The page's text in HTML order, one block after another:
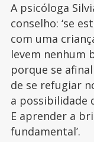
A psicóloga
conselho: ‘se
com uma
levem nenhum
porque se
de se refugiar
a possibilidade
E aprender a
fundamental’.